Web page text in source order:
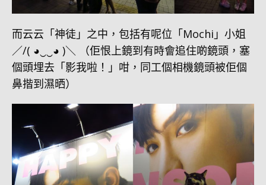
而云云「神徒」之中，包括有呢位「Mochi」小姐
／/( ◕‿‿◕ )＼ （佢恨上鏡到有時會追住啲鏡頭，塞
個頭埋去「影我啦！」咁，同工個相機鏡頭被佢個
鼻揩到濕晒）